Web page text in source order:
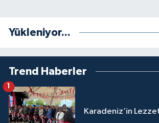
Yükleniyor...
Trend Haberler
Karadeniz’in
1